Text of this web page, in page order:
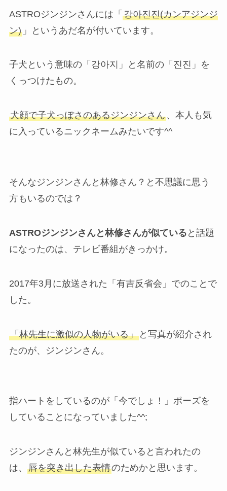
ASTROジンジンさんには「 강아진진(カンアジンジ
ン)」というあだ名が付いています。
子犬という意味の「강아지」と名前の「진진」を
くっつけたもの。
犬顔で子犬っぽさのあるジンジンさん、本人も気
に入っているニックネームみたいです^^
そんなジンジンさんと林修さん？と不思議に思う
方もいるのでは？
ASTROジンジンさんと林修さんが似ている と話題
になったのは、テレビ番組がきっかけ。
2017年3月に放送された「有吉反省会」でのことで
した。
「林先生に激似の人物がいる」と写真が紹介され
たのが、ジンジンさん。
指ハートをしているのが「今でしょ！」ポーズを
していることになっていました^^;
ジンジンさんと林先生が似ていると言われたの
は、 唇を突き出した表情のためかと思います。